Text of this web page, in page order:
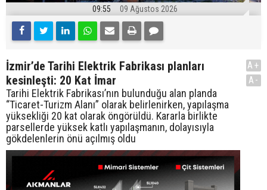
09:55 09 Ağustos 2026
İzmir’de Tarihi Elektrik Fabrikası planları
kesinleşti: 20 Kat İmar
Tarihi Elektrik Fabrikası’nın bulunduğu alan planda
“Ticaret-Turizm Alanı” olarak belirlenirken, yapılaşma
yüksekliği 20 kat olarak öngörüldü. Kararla birlikte
parsellerde yüksek katlı yapılaşmanın, dolayısıyla
gökdelenlerin önü açılmış oldu
A+
A-